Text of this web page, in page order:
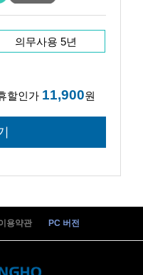
의무사용 5년
할인가 11,900원
용약관 PC 버전